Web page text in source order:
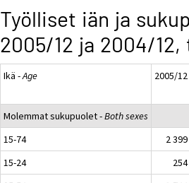
Työlliset iän ja
2005/12 ja 2004/
Ikä -Age 2005/12
Molemmat sukupuolet -Both sexes
15-74
2 399
15-24
254